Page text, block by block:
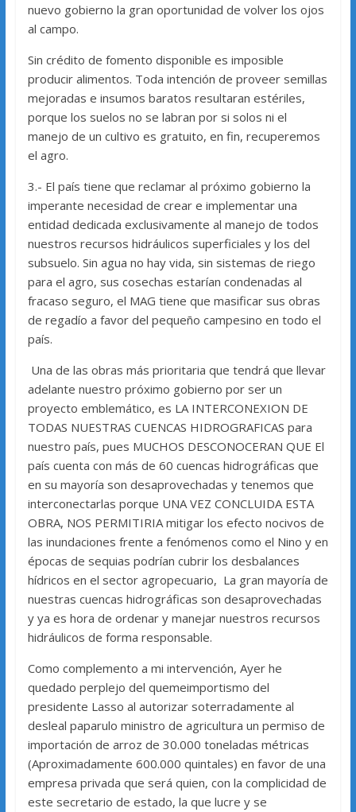
nuevo gobierno la gran oportunidad de volver los ojos
al campo.
Sin crédito de fomento disponible es imposible
producir alimentos. Toda intención de proveer semillas
mejoradas e insumos baratos resultaran estériles,
porque los suelos no se labran por si solos ni el
manejo de un cultivo es gratuito, en fin, recuperemos
el agro.
3.- El país tiene que reclamar al próximo gobierno la
imperante necesidad de crear e implementar una
entidad dedicada exclusivamente al manejo de todos
nuestros recursos hidráulicos superficiales y los del
subsuelo. Sin agua no hay vida, sin sistemas de riego
para el agro, sus cosechas estarían condenadas al
fracaso seguro, el MAG tiene que masificar sus obras
de regadío a favor del pequeño campesino en todo el
país.
Una de las obras más prioritaria que tendrá que llevar
adelante nuestro próximo gobierno por ser un
proyecto emblemático, es LA INTERCONEXION DE
TODAS NUESTRAS CUENCAS HIDROGRAFICAS para
nuestro país, pues MUCHOS DESCONOCERAN QUE El
país cuenta con más de 60 cuencas hidrográficas que
en su mayoría son desaprovechadas y tenemos que
interconectarlas porque UNA VEZ CONCLUIDA ESTA
OBRA, NOS PERMITIRIA mitigar los efecto nocivos de
las inundaciones frente a fenómenos como el Nino y en
épocas de sequias podrían cubrir los desbalances
hídricos en el sector agropecuario, La gran mayoría de
nuestras cuencas hidrográficas son desaprovechadas
y ya es hora de ordenar y manejar nuestros recursos
hidráulicos de forma responsable.
Como complemento a mi intervención, Ayer he
quedado perplejo del quemeimportismo del
presidente Lasso al autorizar soterradamente al
desleal paparulo ministro de agricultura un permiso de
importación de arroz de 30.000 toneladas métricas
(Aproximadamente 600.000 quintales) en favor de una
empresa privada que será quien, con la complicidad de
este secretario de estado, la que lucre y se